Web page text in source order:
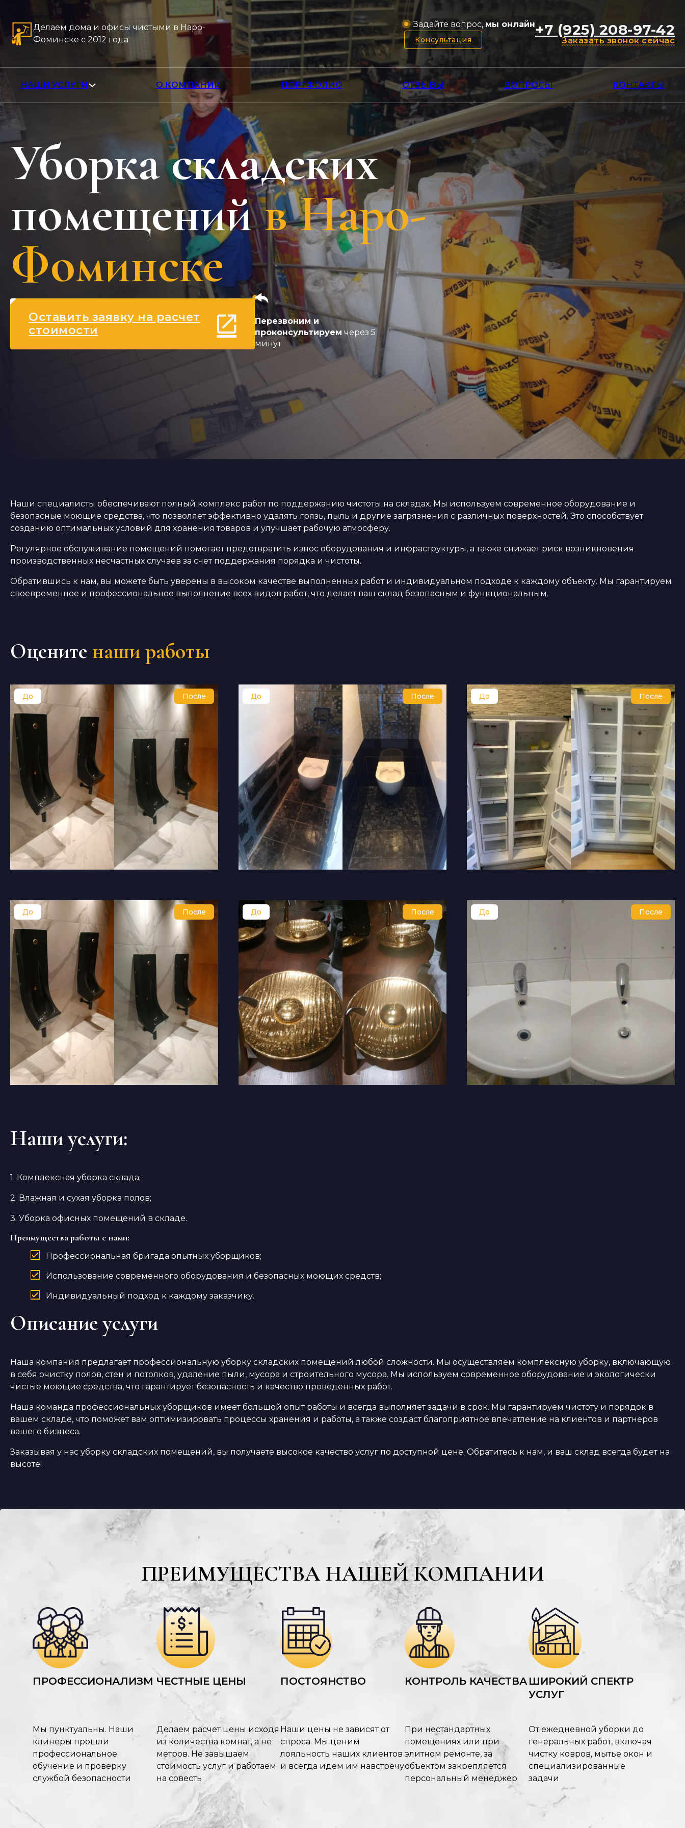
Делаем дома и офисы чистыми в Наро-
Фоминске с 2012 года
Задайте вопрос, мы онлайн
Консультация
+7 (925) 208-97-42
Заказать звонок сейчас
НАШИ УСЛУГИ О КОМПАНИИ ПОРТФОЛИО ОТЗЫВЫ ВОПРОСЫ КОНТАКТЫ
Уборка складских
помещенийв Наро-
Фоминске
Оставить заявку на расчет
стоимости
Перезвоним и
проконсультируем через 5
минут
Наши специалисты обеспечивают полный комплекс работ по поддержанию чистоты на складах. Мы используем современное оборудование и
безопасные моющие средства, что позволяет эффективно удалять грязь, пыль и другие загрязнения с различных поверхностей. Это способствует
созданию оптимальных условий для хранения товаров и улучшает рабочую атмосферу.
Регулярное обслуживание помещений помогает предотвратить износ оборудования и инфраструктуры, а также снижает риск возникновения
производственных несчастных случаев за счет поддержания порядка и чистоты.
Обратившись к нам, вы можете быть уверены в высоком качестве выполненных работ и индивидуальном подходе к каждому объекту. Мы гарантируем
своевременное и профессиональное выполнение всех видов работ, что делает ваш склад безопасным и функциональным.
Оцените наши работы
Наши услуги:
1. Комплексная уборка склада;
2. Влажная и сухая уборка полов;
3. Уборка офисных помещений в складе.
Преимущества работы с нами:
Профессиональная бригада опытных уборщиков;
Использование современного оборудования и безопасных моющих средств;
Индивидуальный подход к каждому заказчику.
Описание услуги
Наша компания предлагает профессиональную уборку складских помещений любой сложности. Мы осуществляем комплексную уборку, включающую
в себя очистку полов, стен и потолков, удаление пыли, мусора и строительного мусора. Мы используем современное оборудование и экологически
чистые моющие средства, что гарантирует безопасность и качество проведенных работ.
Наша команда профессиональных уборщиков имеет большой опыт работы и всегда выполняет задачи в срок. Мы гарантируем чистоту и порядок в
вашем складе, что поможет вам оптимизировать процессы хранения и работы, а также создаст благоприятное впечатление на клиентов и партнеров
вашего бизнеса.
Заказывая у нас уборку складских помещений, вы получаете высокое качество услуг по доступной цене. Обратитесь к нам, и ваш склад всегда будет на
высоте!
ПРЕИМУЩЕСТВА НАШЕЙ КОМПАНИИ
ПРОФЕССИОНАЛИЗМ
Мы пунктуальны. Наши
клинеры прошли
профессиональное
обучение и проверку
службой безопасности
ЧЕСТНЫЕ ЦЕНЫ
Делаем расчет цены исходя
из количества комнат, а не
метров. Не завышаем
стоимость услуг и работаем
на совесть
ПОСТОЯНСТВО
Наши цены не зависят от
спроса. Мы ценим
лояльность наших клиентов
и всегда идем им навстречу
КОНТРОЛЬ КАЧЕСТВА
При нестандартных
помещениях или при
элитном ремонте, за
объектом закрепляется
персональный менеджер
ШИРОКИЙ СПЕКТР
УСЛУГ
От ежедневной уборки до
генеральных работ, включая
чистку ковров, мытье окон и
специализированные
задачи